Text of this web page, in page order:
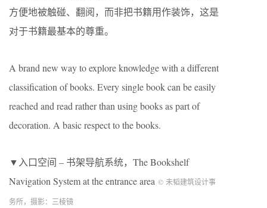
方便地被触碰、翻阅，而非把书籍用作装饰，这是
对于书籍最基本的尊重。
A brand new way to explore knowledge with a different
classification of books. Every single book can be easily
reached and read rather than using books as part of
decoration. A basic respect to the books.
▼入口空间 – 书架导航系统，The Bookshelf
Navigation System at the entrance area © 未韬建筑设计事
务所，摄影：三棱镜